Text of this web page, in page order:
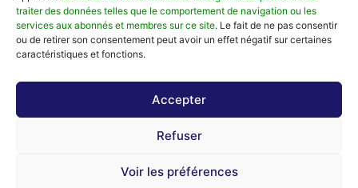
traiter des données telles que le comportement de navigation ou les
services aux abonnés et membres sur ce site. Le fait de ne pas consentir
ou de retirer son consentement peut avoir un effet négatif sur certaines
caractéristiques et fonctions.
Accepter
Refuser
Voir les préférences
Média Kit 2026
Abonnez-vous à la newsletter de Forbes Afrique et recevez
régulièrement nos meilleurs articles